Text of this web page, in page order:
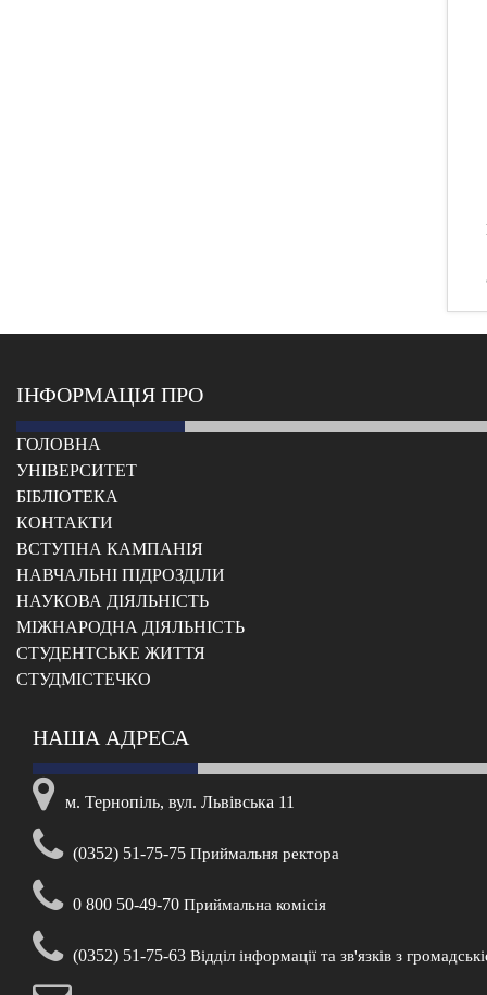
ІНФОРМАЦІЯ ПРО
ГОЛОВНА
УНІВЕРСИТЕТ
БІБЛІОТЕКА
КОНТАКТИ
ВСТУПНА КАМПАНІЯ
НАВЧАЛЬНІ ПІДРОЗДІЛИ
НАУКОВА ДІЯЛЬНІСТЬ
МІЖНАРОДНА ДІЯЛЬНІСТЬ
CТУДЕНТСЬКЕ ЖИТТЯ
CТУДМІСТЕЧКО
НАША АДРЕСА
м. Тернопіль, вул. Львівська 11
(0352) 51-75-75 Приймальня ректора
0 800 50-49-70 Приймальна комісія
(0352) 51-75-63 Відділ інформації та зв'язків з